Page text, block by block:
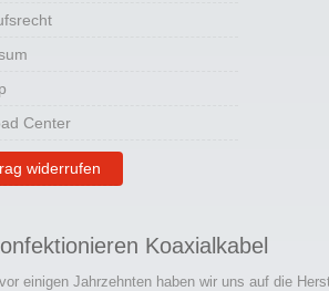
Center
widerrufen
Koaxialkabel
einigen Jahrzehnten haben wir uns auf die